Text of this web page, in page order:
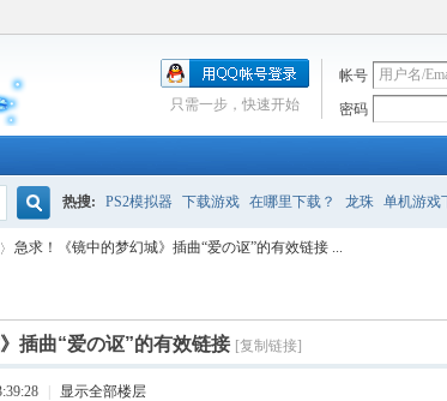
帐号
密码
只需一步，快速开始
搜
索
热搜: PS2模拟器 下载游戏 在哪里下载？ 龙珠 单机游戏
急求！《镜中的梦幻城》插曲“爱の讴”的有效链接 ...
插曲“爱の讴”的有效链接 [复制链接]
显示全部楼层